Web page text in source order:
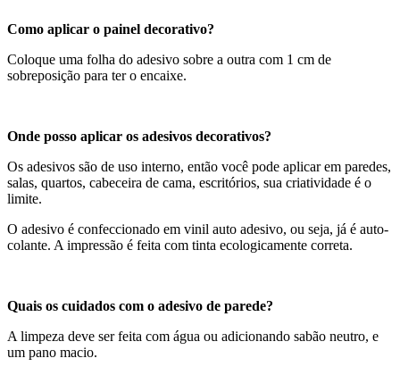
Como aplicar o painel decorativo?
Coloque uma folha do adesivo sobre a outra com 1 cm de
sobreposição para ter o encaixe.
Onde posso aplicar os adesivos decorativos?
Os adesivos são de uso interno, então você pode aplicar em paredes,
salas, quartos, cabeceira de cama, escritórios, sua criatividade é o
limite.
O adesivo é confeccionado em vinil auto adesivo, ou seja, já é auto-
colante. A impressão é feita com tinta ecologicamente correta.
Quais os cuidados com o adesivo de parede?
A limpeza deve ser feita com água ou adicionando sabão neutro, e
um pano macio.